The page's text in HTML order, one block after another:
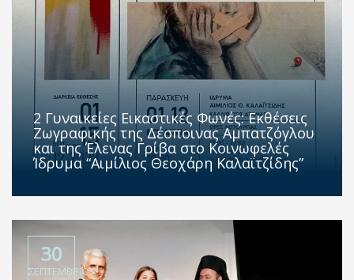
2 Γυναικείες Εικαστικές Φωνές: Εκθέσεις
Ζωγραφικής της Δέσποινας Αμπατζόγλου
και της Έλενας Γρίβα στο Κοινωφελές
Ίδρυμα “Αιμίλιος Θεοχάρη Καλαϊτζίδης”
30
ΣΕΠΤΕΜΒΡΊΟΥ